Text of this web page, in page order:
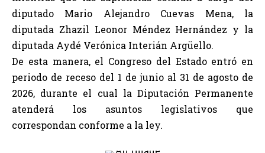
diputado Mario Alejandro Cuevas Mena, la
diputada Zhazil Leonor Méndez Hernández y la
diputada Aydé Verónica Interián Argüello.
De esta manera, el Congreso del Estado entró en
periodo de receso del 1 de junio al 31 de agosto de
2026, durante el cual la Diputación Permanente
atenderá los asuntos legislativos que
correspondan conforme a la ley.